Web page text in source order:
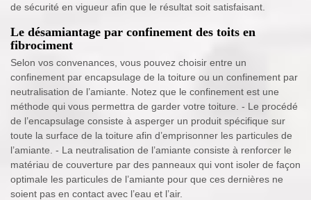
de sécurité en vigueur afin que le résultat soit satisfaisant.
Le désamiantage par confinement des toits en
fibrociment
Selon vos convenances, vous pouvez choisir entre un
confinement par encapsulage de la toiture ou un confinement par
neutralisation de l’amiante. Notez que le confinement est une
méthode qui vous permettra de garder votre toiture. - Le procédé
de l’encapsulage consiste à asperger un produit spécifique sur
toute la surface de la toiture afin d’emprisonner les particules de
l’amiante. - La neutralisation de l’amiante consiste à renforcer le
matériau de couverture par des panneaux qui vont isoler de façon
optimale les particules de l’amiante pour que ces dernières ne
soient pas en contact avec l’eau et l’air.